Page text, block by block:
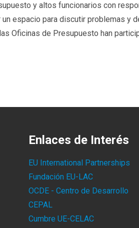
y altos funcionarios con
espacio para discutir problemas y
Oficinas de Presupuesto han
Enlaces de Interés
EU International Partnerships
Fundación EU-LAC
OCDE - Centro de Desarrollo
CEPAL
Cumbre UE-CELAC